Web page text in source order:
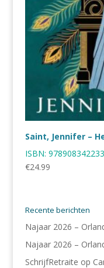
Saint, Jennifer –
ISBN:
€24.99
Recente berichten
Najaar 2026 –
Najaar 2026 –
SchrijfRetraite op